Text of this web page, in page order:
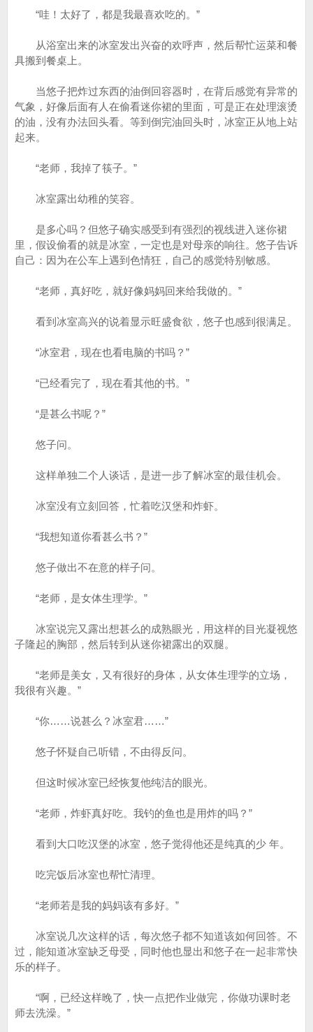
“哇！太好了，都是我最喜欢吃的。”
从浴室出来的冰室发出兴奋的欢呼声，然后帮忙运菜和餐
具搬到餐桌上。
当悠子把炸过东西的油倒回容器时，在背后感觉有异常的
气象，好像后面有人在偷看迷你裙的里面，可是正在处理滚烫
的油，没有办法回头看。等到倒完油回头时，冰室正从地上站
起来。
“老师，我掉了筷子。”
冰室露出幼稚的笑容。
是多心吗？但悠子确实感受到有强烈的视线进入迷你裙
里，假设偷看的就是冰室，一定也是对母亲的响往。悠子告诉
自己：因为在公车上遇到色情狂，自己的感觉特别敏感。
“老师，真好吃，就好像妈妈回来给我做的。”
看到冰室高兴的说着显示旺盛食欲，悠子也感到很满足。
“冰室君，现在也看电脑的书吗？”
“已经看完了，现在看其他的书。”
“是甚么书呢？”
悠子问。
这样单独二个人谈话，是进一步了解冰室的最佳机会。
冰室没有立刻回答，忙着吃汉堡和炸虾。
“我想知道你看甚么书？”
悠子做出不在意的样子问。
“老师，是女体生理学。”
冰室说完又露出想甚么的成熟眼光，用这样的目光凝视悠
子隆起的胸部，然后转到从迷你裙露出的双腿。
“老师是美女，又有很好的身体，从女体生理学的立场，
我很有兴趣。”
“你……说甚么？冰室君……”
悠子怀疑自己听错，不由得反问。
但这时候冰室已经恢复他纯洁的眼光。
“老师，炸虾真好吃。我钓的鱼也是用炸的吗？”
看到大口吃汉堡的冰室，悠子觉得他还是纯真的少 年。
吃完饭后冰室也帮忙清理。
“老师若是我的妈妈该有多好。”
冰室说几次这样的话，每次悠子都不知道该如何回答。不
过，能知道冰室缺乏母受，同时他也显出和悠子在一起非常快
乐的样子。
“啊，已经这样晚了，快一点把作业做完，你做功课时老
师去洗澡。”